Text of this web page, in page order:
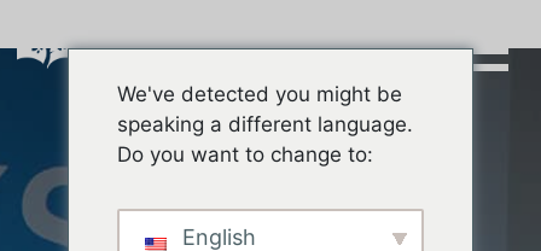
content
We've detected you might be
speaking a different language.
Do you want to change to:
English